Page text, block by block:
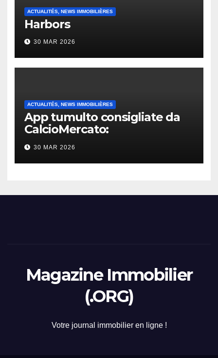
ACTUALITÉS, NEWS IMMOBILIÈRES
Harbors
30 MAR 2026
ACTUALITÉS, NEWS IMMOBILIÈRES
App tumulto consigliate da
CalcioMercato:
considerazione di gennaio
2026
30 MAR 2026
Magazine Immobilier
(.ORG)
Votre journal immobilier en ligne !